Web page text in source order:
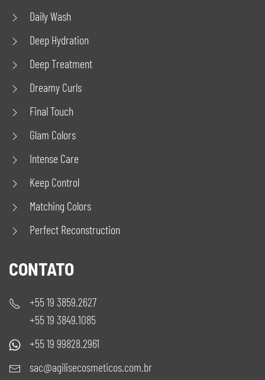
Daily Wash
Deep Hydration
Deep Treatment
Dreamy Curls
Final Touch
Glam Colors
Intense Care
Keep Control
Matching Colors
Perfect Reconstruction
CONTATO
+55 19 3859.2627
+55 19 3849.1085
+55 19 99828.2961
sac@agilisecosmeticos.com.br